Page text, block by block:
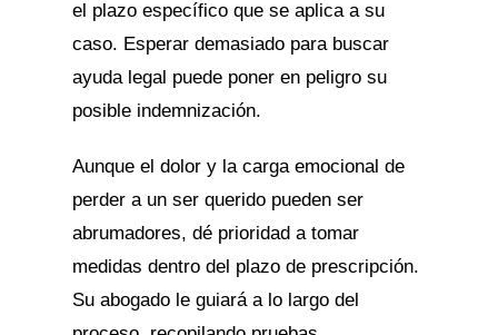
el plazo específico que se aplica a su
caso. Esperar demasiado para buscar
ayuda legal puede poner en peligro su
posible indemnización.
Aunque el dolor y la carga emocional de
perder a un ser querido pueden ser
abrumadores, dé prioridad a tomar
medidas dentro del plazo de prescripción.
Su abogado le guiará a lo largo del